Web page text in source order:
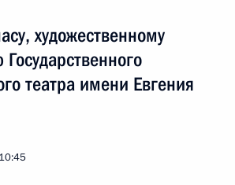
художественному
театра имени Евгения
10:45